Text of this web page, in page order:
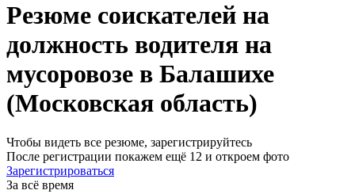
Резюме соискателей на
должность водителя на
мусоровозе в Балашихе
(Московская область)
Чтобы видеть все резюме, зарегистрируйтесь
После регистрации покажем ещё 12 и откроем фото
Зарегистрироваться
За всё время